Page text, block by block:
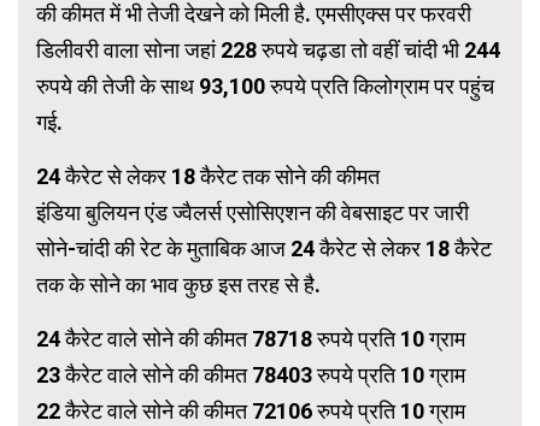
की कीमत में भी तेजी देखने को मिली है. एमसीएक्स पर फरवरी
डिलीवरी वाला सोना जहां 228 रुपये चढ़डा तो वहीं चांदी भी 244
रुपये की तेजी के साथ 93,100 रुपये प्रति किलोग्राम पर पहुंच
गई.
24 कैरेट से लेकर 18 कैरेट तक सोने की कीमत
इंडिया बुलियन एंड ज्वैलर्स एसोसिएशन की वेबसाइट पर जारी
सोने-चांदी की रेट के मुताबिक आज 24 कैरेट से लेकर 18 कैरेट
तक के सोने का भाव कुछ इस तरह से है.
24 कैरेट वाले सोने की कीमत 78718 रुपये प्रति 10 ग्राम
23 कैरेट वाले सोने की कीमत 78403 रुपये प्रति 10 ग्राम
22 कैरेट वाले सोने की कीमत 72106 रुपये प्रति 10 ग्राम